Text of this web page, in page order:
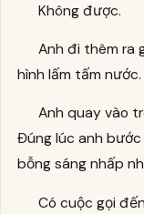
Không được.
Anh đi thêm ra
hình lấm tấm
Anh quay vào
Đúng lúc anh
bỗng sáng nhấp
Có cuộc gọi